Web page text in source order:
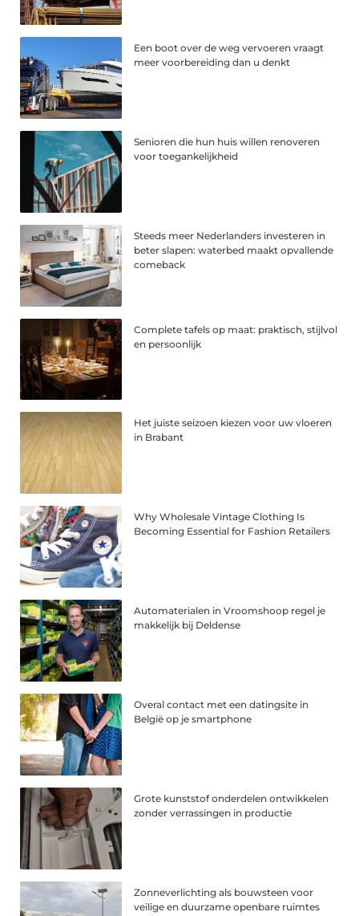
Een boot over de weg vervoeren vraagt
meer voorbereiding dan u denkt
Senioren die hun huis willen renoveren
voor toegankelijkheid
Steeds meer Nederlanders investeren in
beter slapen: waterbed maakt opvallende
comeback
Complete tafels op maat: praktisch, stijlvol
en persoonlijk
Het juiste seizoen kiezen voor uw vloeren
in Brabant
Why Wholesale Vintage Clothing Is
Becoming Essential for Fashion Retailers
Automaterialen in Vroomshoop regel je
makkelijk bij Deldense
Overal contact met een datingsite in
België op je smartphone
Grote kunststof onderdelen ontwikkelen
zonder verrassingen in productie
Zonneverlichting als bouwsteen voor
veilige en duurzame openbare ruimtes